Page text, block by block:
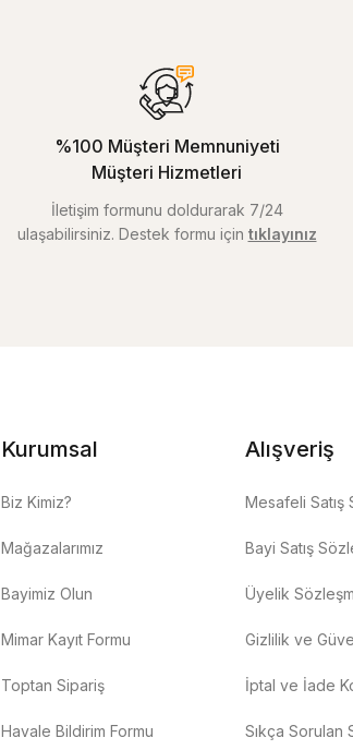
%100 Müşteri Memnuniyeti
Müşteri Hizmetleri
İletişim formunu doldurarak 7/24
ulaşabilirsiniz. Destek formu için tıklayınız
Kurumsal
Biz Kimiz?
Mağazalarımız
Bayimiz Olun
Mimar Kayıt Formu
Toptan Sipariş
Havale Bildirim Formu
Alışveriş
Mesafeli Satış
Bayi Satış
Üyelik
Gizlilik ve
İptal ve İade
Sıkça Sorulan